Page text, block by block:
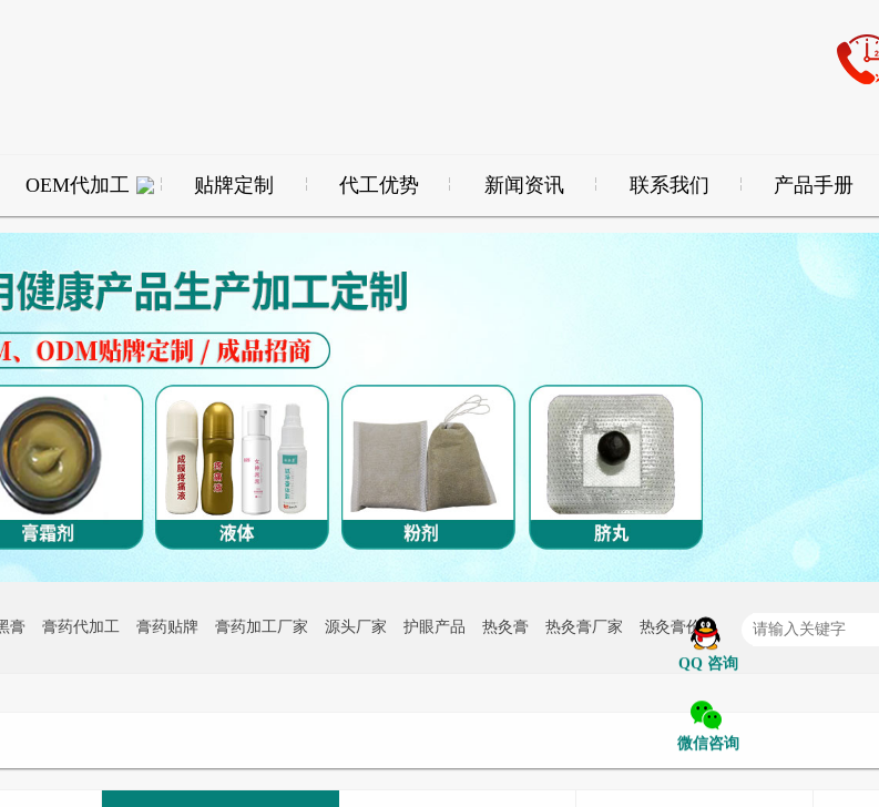
OEM代加工 贴牌定制 代工优势 新闻资讯 联系我们 产品手册
膏 膏药代加工 膏药贴牌 膏药加工厂家 源头厂家 护眼产品 热灸膏 热灸膏厂家 热灸膏价格
QQ 咨询
微信咨询